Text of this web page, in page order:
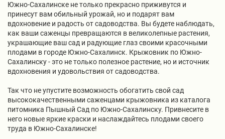
Южно-Сахалинске не только прекрасно приживутся и
принесут вам обильный урожай, но и подарят вам
вдохновение и радость от садоводства. Вы будете наблюдать,
как ваши саженцы превращаются в великолепные растения,
украшающие ваш сад и радующие глаз своими красочными
плодами в городе Южно-Сахалинск. Крыжовник по Южно-
Сахалинску - это не только полезное растение, но и источник
вдохновения и удовольствия от садоводства.
Так что не упустите возможность обогатить свой сад
высококачественными саженцами крыжовника из каталога
питомника Пышный Сад по Южно-Сахалинску. Привнесите в
него новые яркие краски и наслаждайтесь плодами своего
труда в Южно-Сахалинске!